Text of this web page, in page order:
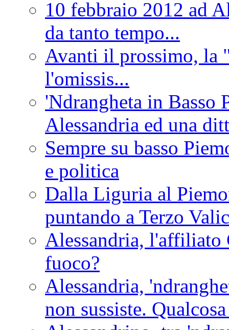
10 febbraio 2012 ad
da tanto tempo...
Avanti il prossimo, la
l'omissis...
'Ndrangheta in Basso
Alessandria ed una
Sempre su basso
e politica
Dalla Liguria al
puntando a Terzo
Alessandria, l'affiliato
fuoco?
Alessandria,
non sussiste.